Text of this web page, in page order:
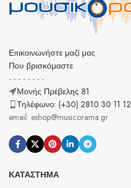
Επικοινωνήστε μαζί μας
Που βρισκόμαστε
- - - - - - - -
Μονής Πρέβελης 81
Τηλέφωνο: (+30) 2810 30 11 12
email: eshop@musicorama.gr
ΚΑΤΆΣΤΗΜΑ